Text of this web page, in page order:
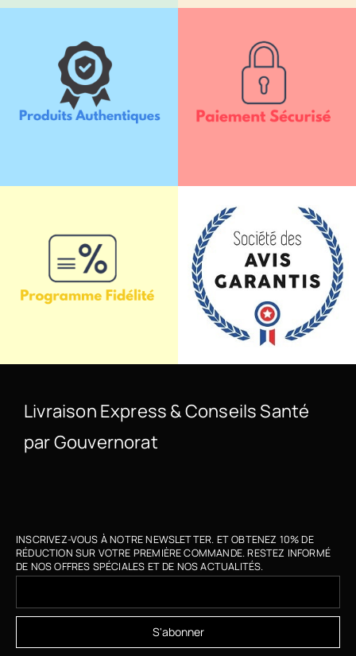
Livraison Express & Conseils Santé
par Gouvernorat
INSCRIVEZ-VOUS À NOTRE NEWSLETTER. ET OBTENEZ 10% DE
RÉDUCTION SUR VOTRE PREMIÈRE COMMANDE. RESTEZ INFORMÉ
DE NOS OFFRES SPÉCIALES ET DE NOS ACTUALITÉS.